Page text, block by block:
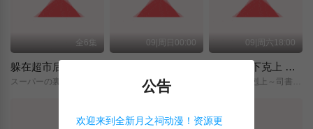
全6集 09|周日00:00 09|周六18:00
小书痴的下克上 〜为了成为图书管理员而不择手段〜 领主的养女
公告
欢迎来到全新月之祠动漫！资源更